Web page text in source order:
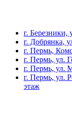
г. Березники,
г. Добрянка,
г. Пермь,
г. Пермь, ул.
г. Пермь, ул.
г. Пермь, ул.
этаж